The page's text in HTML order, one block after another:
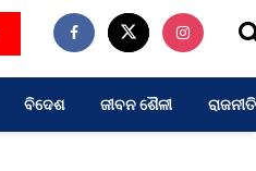
ବିଦେଶ ଜୀବନ ଶୈଳୀ ରାଜନୀତି